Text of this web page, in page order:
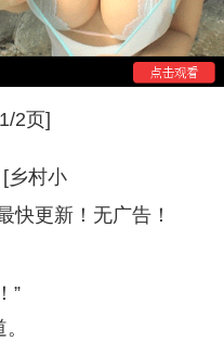
2页]
乡村小
快更新！无广告！
”